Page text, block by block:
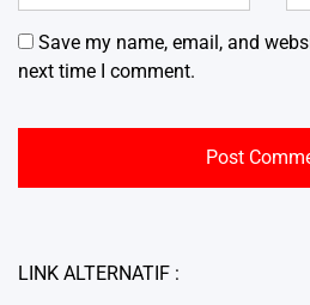
Save my name, email, and
next time I comment.
LINK ALTERNATIF :